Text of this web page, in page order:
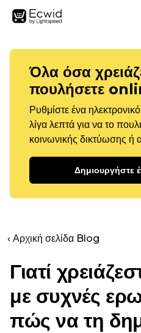
Όλα όσα
πουλήσετε
Ρυθμίστε ένα
λίγα λεπτά για να το
κοινωνικής δικτύωσης ή
Δημιουργήστε
‹ Αρχική σελίδα Blog
Γιατί
με συχνές
πώς να τη